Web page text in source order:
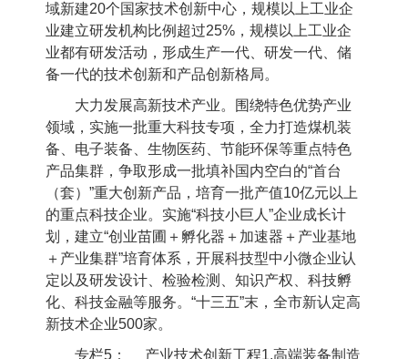
域新建20个国家技术创新中心，规模以上工业企
业建立研发机构比例超过25% ，规模以上工业企
业都有研发活动，形成生产一代、研发一代、储
备一代的技术创新和产品创新格局。
大力发展高新技术产业。围绕特色优势产业
领域，实施一批重大科技专项，全力打造煤机装
备、电子装备、生物医药、节能环保等重点特色
产品集群，争取形成一批填补国内空白的“首台
（套）”重大创新产品，培育一批产值10亿元以上
的重点科技企业。实施“科技小巨人”企业成长计
划，建立“创业苗圃＋孵化器＋加速器＋产业基地
＋产业集群”培育体系，开展科技型中小微企业认
定以及研发设计、检验检测、知识产权、科技孵
化、科技金融等服务。“十三五”末，全市新认定高
新技术企业500家。
专栏5 ： 产业技术创新工程1.高端装备制造